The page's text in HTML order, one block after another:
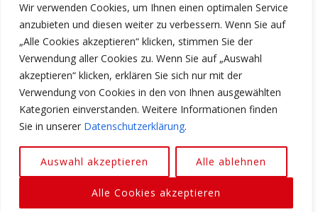
Wir verwenden Cookies, um Ihnen einen optimalen Service
anzubieten und diesen weiter zu verbessern. Wenn Sie auf
„Alle Cookies akzeptieren“ klicken, stimmen Sie der
Verwendung aller Cookies zu. Wenn Sie auf „Auswahl
akzeptieren“ klicken, erklären Sie sich nur mit der
Verwendung von Cookies in den von Ihnen ausgewählten
Kategorien einverstanden. Weitere Informationen finden
Sie in unserer Datenschutzerklärung.
Auswahl akzeptieren Alle ablehnen
Alle Cookies akzeptieren
von allen Inhalten aller gelinkten Seiten auf unserer
Homepage und machen uns ihre Inhalte nicht zu eigen.
Diese Erklärung gilt für alle auf unserer Website
angebrachten Links und für alle Inhalte der Seiten, zu
denen die bei uns angemeldeten Banner oder Links
führen. Unsere Immobilien
Copyright © 2026 Lamda - Immobilien Sales Management e.K..
LifestyleWordPress Theme by themehit.com